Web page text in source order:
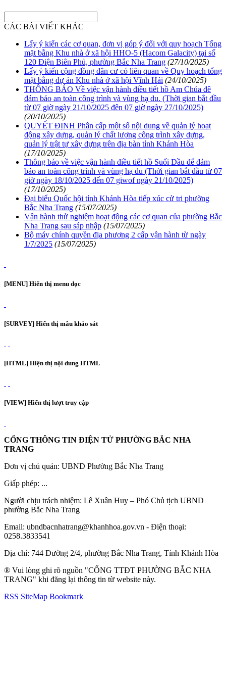
CÁC BÀI VIẾT KHÁC
Lấy ý kiến các cơ quan, đơn vị góp ý đối với quy hoạch Tổng
mặt bằng Khu nhà ở xã hội HHO-5 (Hacom Galacity) tại số
120 Điện Biên Phủ, phường Bắc Nha Trang (27/10/2025)
Lấy ý kiến cộng đồng dân cư có liên quan về Quy hoạch tổng
mặt bằng dự án Khu nhà ở xã hội Vĩnh Hải (24/10/2025)
THÔNG BÁO Về việc vận hành điều tiết hồ Am Chúa đê
đảm bảo an toàn công trình và vùng hạ du. (Thời gian bắt đầu
từ 07 giờ ngày 21/10/2025 đên 07 giờ ngày 27/10/2025)
(20/10/2025)
QUYẾT ĐỊNH Phân cấp một số nội dung về quản lý hoạt
động xây dựng, quản lý chất lượng công trình xây dựng,
quản lý trật tự xây dựng trên địa bàn tỉnh Khánh Hòa
(17/10/2025)
Thông báo về việc vận hành điều tiết hồ Suối Dầu để đảm
bảo an toàn công trình và vùng hạ du (Thời gian bắt đầu từ 07
giờ ngày 18/10/2025 đến 07 giwof ngày 21/10/2025)
(17/10/2025)
Đại biểu Quốc hội tỉnh Khánh Hòa tiếp xúc cử tri phường
Bắc Nha Trang (15/07/2025)
Vận hành thử nghiệm hoạt động các cơ quan của phường Bắc
Nha Trang sau sáp nhập (15/07/2025)
Bộ máy chính quyền địa phương 2 cấp vận hành từ ngày
1/7/2025 (15/07/2025)
[MENU] Hiển thị menu dọc
[SURVEY] Hiển thị mẫu khảo sát
[HTML] Hiện thị nội dung HTML
[VIEW] Hiển thị lượt truy cập
CỔNG THÔNG TIN ĐIỆN TỬ PHƯỜNG BẮC NHA
TRANG
Đơn vị chủ quản: UBND Phường Bắc Nha Trang
Giấp phép: ...
Người chịu trách nhiệm: Lê Xuân Huy – Phó Chủ tịch UBND
phường Bắc Nha Trang
Email: ubndbacnhatrang@khanhhoa.gov.vn - Điện thoại:
0258.3833541
Địa chỉ: 744 Đường 2/4, phường Bắc Nha Trang, Tỉnh Khánh Hòa
® Vui lòng ghi rõ nguồn "CỔNG TTĐT PHƯỜNG BẮC NHA
TRANG" khi đăng lại thông tin từ website này.
RSS SiteMap Bookmark